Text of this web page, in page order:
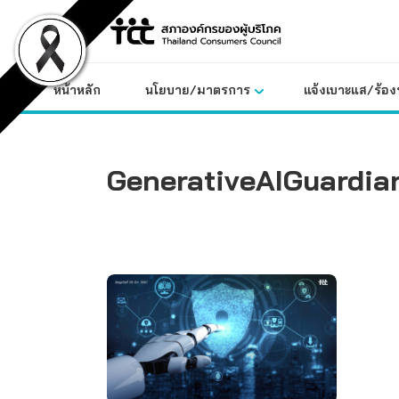
content
หน้าหลัก นโยบาย/มาตรการ แจ้งเบาะแส/ร้อ